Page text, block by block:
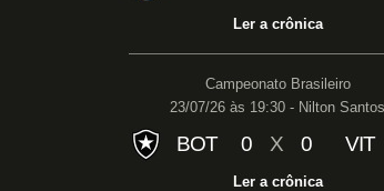
Ler a crônica
Campeonato Brasileiro
23/07/26 às 19:30 - Nilton Santos
BOT 0 X 0 VIT
Ler a crônica